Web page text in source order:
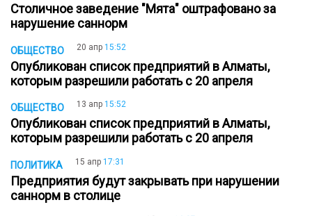
Столичное заведение "Мята" оштрафовано за
нарушение саннорм
ОБЩЕСТВО 20 апр 15:52
Опубликован список предприятий в Алматы,
которым разрешили работать с 20 апреля
ОБЩЕСТВО 13 апр 15:52
Опубликован список предприятий в Алматы,
которым разрешили работать с 20 апреля
ПОЛИТИКА 15 апр 17:31
Предприятия будут закрывать при нарушении
саннорм в столице